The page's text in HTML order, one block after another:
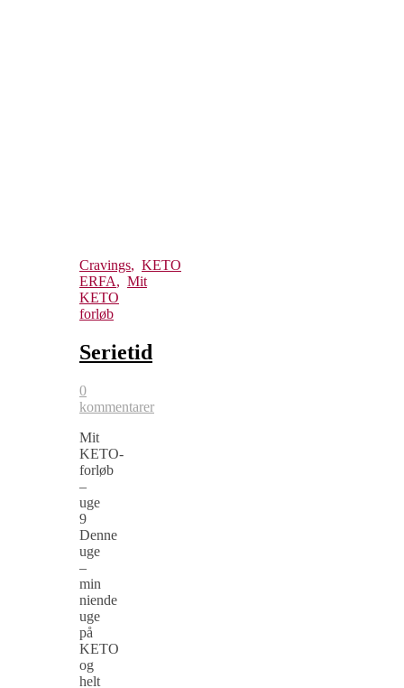
Cravings, KETO
ERFA, Mit
KETO
forløb
Serietid
0
kommentarer
Mit
KETO-
forløb
–
uge
9
Denne
uge
–
min
niende
uge
på
KETO
og
helt